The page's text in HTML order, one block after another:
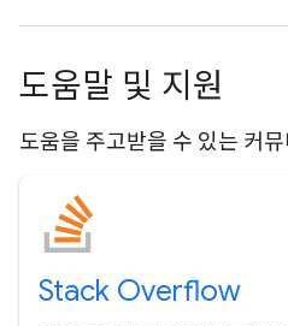
도움말 및 지원
도움을 주고받을 수 있는 커
Stack Overflow